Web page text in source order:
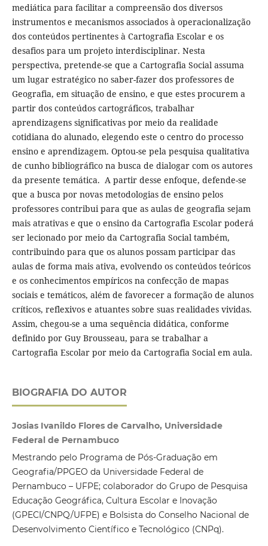
mediática para facilitar a compreensão dos diversos
instrumentos e mecanismos associados à operacionalização
dos conteúdos pertinentes à Cartografia Escolar e os
desafios para um projeto interdisciplinar. Nesta
perspectiva, pretende-se que a Cartografia Social assuma
um lugar estratégico no saber-fazer dos professores de
Geografia, em situação de ensino, e que estes procurem a
partir dos conteúdos cartográficos, trabalhar
aprendizagens significativas por meio da realidade
cotidiana do alunado, elegendo este o centro do processo
ensino e aprendizagem. Optou-se pela pesquisa qualitativa
de cunho bibliográfico na busca de dialogar com os autores
da presente temática. A partir desse enfoque, defende-se
que a busca por novas metodologias de ensino pelos
professores contribui para que as aulas de geografia sejam
mais atrativas e que o ensino da Cartografia Escolar poderá
ser lecionado por meio da Cartografia Social também,
contribuindo para que os alunos possam participar das
aulas de forma mais ativa, evolvendo os conteúdos teóricos
e os conhecimentos empíricos na confecção de mapas
sociais e temáticos, além de favorecer a formação de alunos
críticos, reflexivos e atuantes sobre suas realidades vividas.
Assim, chegou-se a uma sequência didática, conforme
definido por Guy Brousseau, para se trabalhar a
Cartografia Escolar por meio da Cartografia Social em aula.
BIOGRAFIA DO AUTOR
Josias Ivanildo Flores de Carvalho, Universidade
Federal de Pernambuco
Mestrando pelo Programa de Pós-Graduação em
Geografia/PPGEO da Universidade Federal de
Pernambuco – UFPE; colaborador do Grupo de Pesquisa
Educação Geográfica, Cultura Escolar e Inovação
(GPECI/CNPQ/UFPE) e Bolsista do Conselho Nacional de
Desenvolvimento Científico e Tecnológico (CNPq).